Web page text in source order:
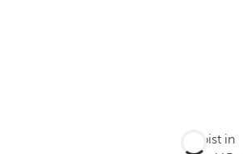
Du bist in